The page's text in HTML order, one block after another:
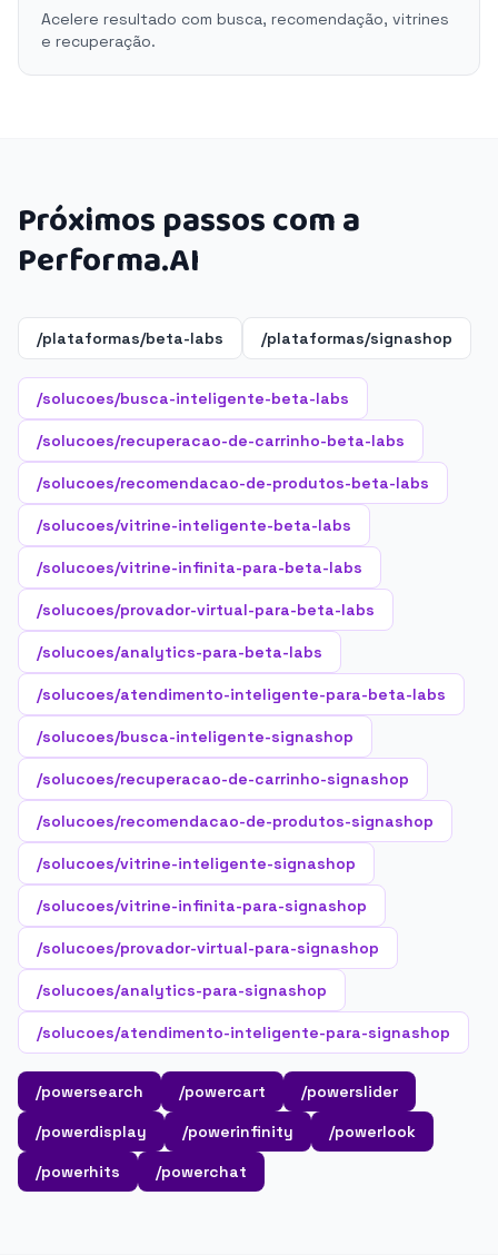
Acelere resultado com busca, recomendação, vitrines
e recuperação.
Próximos passos com a
Performa.AI
/plataformas/beta-labs /plataformas/signashop
/solucoes/busca-inteligente-beta-labs
/solucoes/recuperacao-de-carrinho-beta-labs
/solucoes/recomendacao-de-produtos-beta-labs
/solucoes/vitrine-inteligente-beta-labs
/solucoes/vitrine-infinita-para-beta-labs
/solucoes/provador-virtual-para-beta-labs
/solucoes/analytics-para-beta-labs
/solucoes/atendimento-inteligente-para-beta-labs
/solucoes/busca-inteligente-signashop
/solucoes/recuperacao-de-carrinho-signashop
/solucoes/recomendacao-de-produtos-signashop
/solucoes/vitrine-inteligente-signashop
/solucoes/vitrine-infinita-para-signashop
/solucoes/provador-virtual-para-signashop
/solucoes/analytics-para-signashop
/solucoes/atendimento-inteligente-para-signashop
/powersearch /powercart
/powerslider
/powerdisplay
/powerinfinity
/powerlook
/powerhits
/powerchat